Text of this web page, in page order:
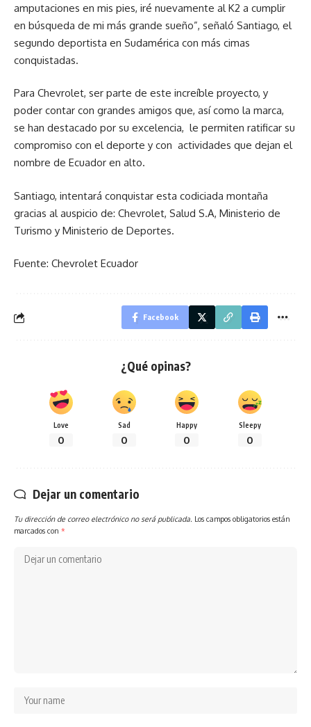
amputaciones en mis pies, iré nuevamente al K2 a cumplir
en búsqueda de mi más grande sueño”, señaló Santiago, el
segundo deportista en Sudamérica con más cimas
conquistadas.
Para Chevrolet, ser parte de este increíble proyecto, y
poder contar con grandes amigos que, así como la marca,
se han destacado por su excelencia, le permiten ratificar su
compromiso con el deporte y con actividades que dejan el
nombre de Ecuador en alto.
Santiago, intentará conquistar esta codiciada montaña
gracias al auspicio de: Chevrolet, Salud S.A, Ministerio de
Turismo y Ministerio de Deportes.
Fuente: Chevrolet Ecuador
Facebook
¿Qué opinas?
Love
0
Sad
0
Happy
0
Sleepy
0
Dejar un comentario
Tu dirección de correo electrónico no será publicada. Los campos obligatorios están
marcados con *